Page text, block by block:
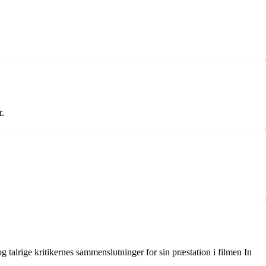
talrige kritikernes sammenslutninger for sin præstation i filmen In